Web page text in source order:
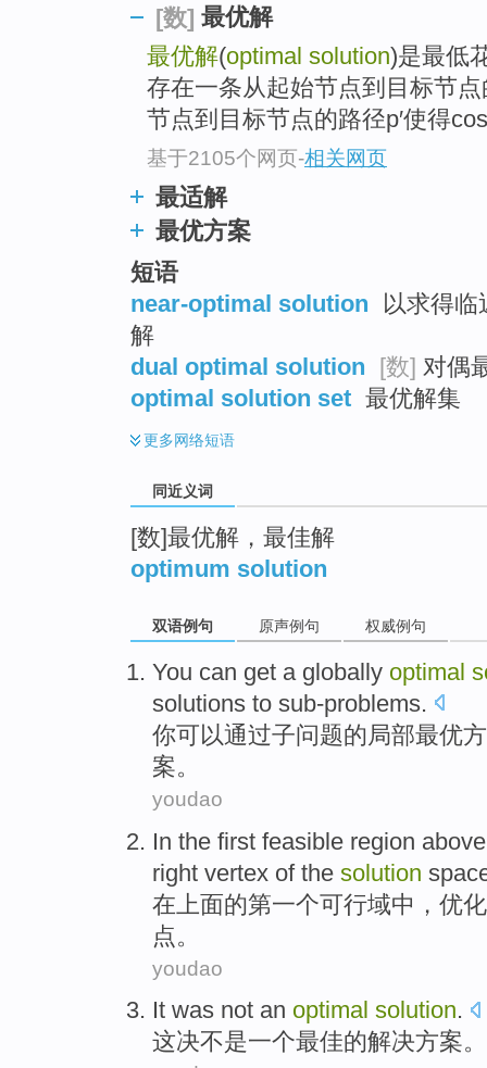
[数] 最优解
最优解(optimal solution)是最低
存在一条从起始节点到目标节
节点到目标节点的路径p′使得
基于2105个网页-相关网页
最适解
最优方案
短语
near-optimal solution
以求得临
解
dual optimal solution [数] 对偶
optimal solution set 最优解集
更多网络短语
同近义词
[数]最优解，最佳解
optimum solution
双语例句 原声例句 权威例句
You can get a globally optimal
solutions to sub-problems.
你可以通过子问题的 局部最优
案。
youdao
In the first feasible region above
right vertex ofthe solution
在 上面的第一个可行域中 ， 优化
点。
youdao
It was not an optimal solution.
这决不是一个最佳的解决方案。